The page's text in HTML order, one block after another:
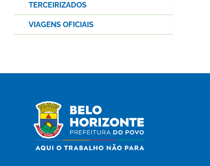
TERCEIRIZADOS
VIAGENS OFICIAIS